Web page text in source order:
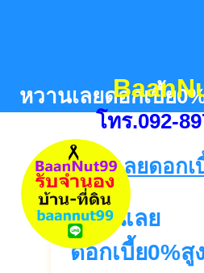
โทร.092-
หวานเลยดอกเบี้ย
หวานเลย
ดอกเบี้ย0%สู